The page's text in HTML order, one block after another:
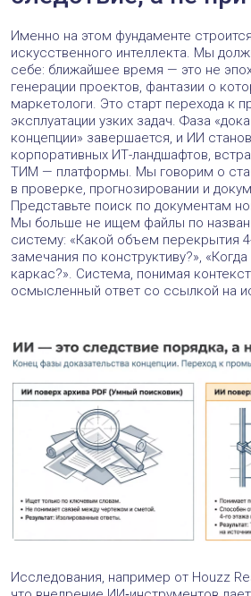
Именно на этом фундаменте
искусственного интеллекта. Мы
себе: ближайшее время — это не
генерации проектов, фантазии о
маркетологи. Это старт перехода к
эксплуатации узких задач. Фаза
концепции» завершается, и ИИ
корпоративных ИТ-ландшафтов,
ТИМ — платформы. Мы говорим о
в проверке, прогнозировании и
Представьте поиск по документам
Мы больше не ищем файлы по
систему: «Какой объем перекрытия
замечания по конструктиву?»,
каркас?». Система, понимая
осмысленный ответ со ссылкой на
Исследования, например от Houzz